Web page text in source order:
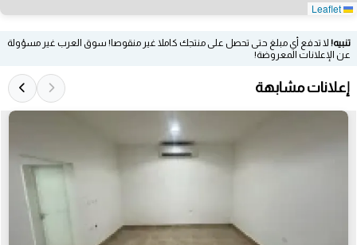
تنبيه! لا تدفع أي مبلغ حتى تحصل على منتجك كاملا غير منقوصا! سوق العرب غير مسؤولة
عن الإعلانات المعروضة!
إعلانات مشابهة